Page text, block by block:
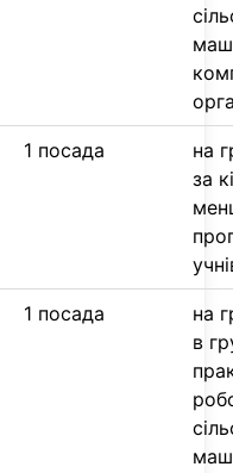
1 посада
на
за
1 посада
на
в